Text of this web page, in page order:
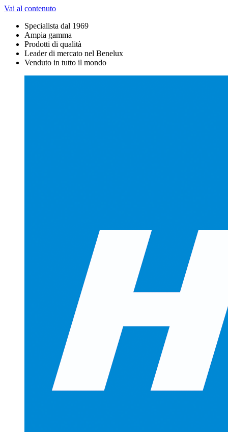
Vai al contenuto
Specialista dal 1969
Ampia gamma
Prodotti di qualità
Leader di mercato nel Benelux
Venduto in tutto il mondo